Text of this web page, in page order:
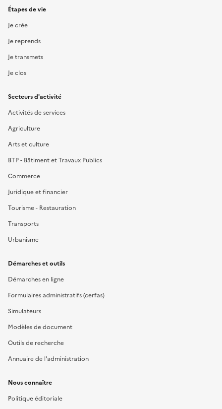
Étapes de vie
Je crée
Je reprends
Je transmets
Je clos
Secteurs d'activité
Activités de services
Agriculture
Arts et culture
BTP - Bâtiment et Travaux Publics
Commerce
Juridique et financier
Tourisme - Restauration
Transports
Urbanisme
Démarches et outils
Démarches en ligne
Formulaires administratifs (cerfas)
Simulateurs
Modèles de document
Outils de recherche
Annuaire de l'administration
Nous connaître
Politique éditoriale